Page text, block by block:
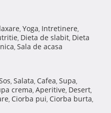
, Yoga, Intretinere,
, Dieta de slabit, Dieta
, Sala de acasa
, Salata, Cafea, Supa,
crema, Aperitive, Desert,
, Ciorba pui, Ciorba burta,